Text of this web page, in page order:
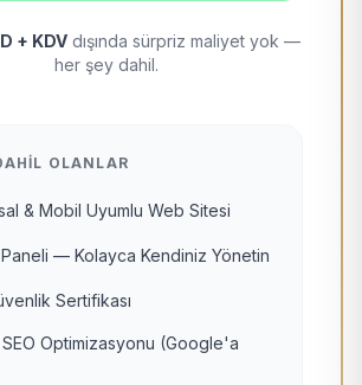
+ KDV dışında sürpriz maliyet yok —
her şey dahil.
OLANLAR
& Mobil Uyumlu Web Sitesi
— Kolayca Kendiniz Yönetin
Sertifikası
Optimizasyonu (Google'a